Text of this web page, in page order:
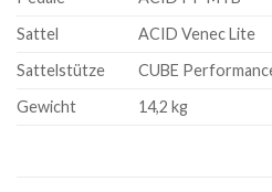
Sattel
ACID Venec Lite
Sattelstütze
CUBE
Gewicht
14,2 kg